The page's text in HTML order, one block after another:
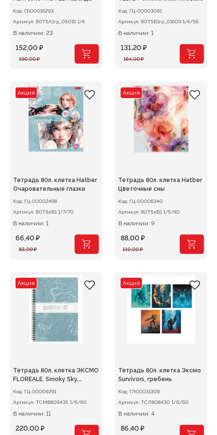
Код: ГБ00016293
Артикул:
80Т5А1гр_05019 1/4
В наличии: 23
190,00₽
Первоначальная
190,00 ₽.
152,00 ₽
Текущая
обл. на гребне
Код: ГЦ-00003091
Артикул:
80Т5В1гр_01609 1/4/56
В наличии: 1
164,00₽
Первоначальная
164,00 ₽.
131,20 ₽
Текущая
Акция
Тетрадь 80л. клетка Hatber
Очаровательные глазки
Код: ГЦ-00002498
Артикул:
80Т5лВ1 1/7/70
В наличии: 1
83,00₽
Первоначальная
83,00 ₽.
66,40 ₽
Текущая
Акция
Тетрадь 80л. клетка Hatber
Цветочные сны
Код: ГЦ-00006340
Артикул:
80Т5лВ1 1/5/40
В наличии: 9
110,00₽
Первоначальная
110,00 ₽.
88,00 ₽
Текущая
Акция
Тетрадь 80л. клетка ЭКСМО
FLOREALE. Smoky Sky,
Код: ГЦ-00009291
Артикул: ТСМФ809435 1/6/60
В наличии: 11
220,00 ₽
Акция
Тетрадь 80л. клетка Эксмо
Survivors, гребень
Код: ГЛ00031309
Артикул:
ТСЛ808430 1/6/60
В наличии: 4
86,40 ₽